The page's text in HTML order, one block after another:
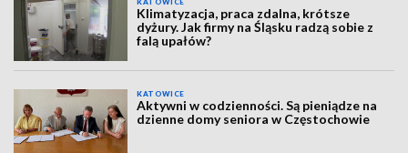
Klimatyzacja, praca zdalna, krótsze
dyżury. Jak firmy na Śląsku radzą sobie z
falą upałów?
KATOWICE
Aktywni w codzienności. Są pieniądze na
dzienne domy seniora w Częstochowie